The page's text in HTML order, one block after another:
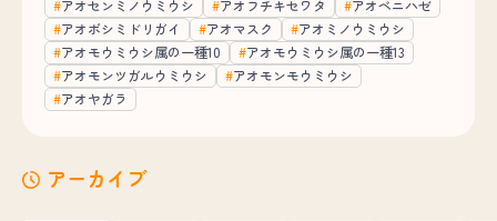
アオセンミノウミウシ
アオフチキセワタ
アオベニハゼ
アオボシミドリガイ
アオマスク
アオミノウミウシ
アオモウミウシ属の一種10
アオモウミウシ属の一種13
アオモンツガルウミウシ
アオモンモウミウシ
アオヤガラ
アーカイブ